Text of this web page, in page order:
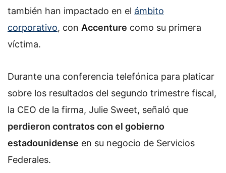
también han impactado en el ámbito
corporativo, con Accenture como su primera
víctima.
Durante una conferencia telefónica para platicar
sobre los resultados del segundo trimestre fiscal,
la CEO de la firma, Julie Sweet, señaló que
perdieron contratos con el gobierno
estadounidense en su negocio de Servicios
Federales.